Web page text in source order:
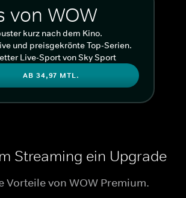
von WOW
kurz nach dem Kino.
und preisgekrönte Top-Serien.
Live-Sport von Sky Sport
AB 34,97 MTL.
Streaming ein Upgrade
Vorteile von WOW Premium.